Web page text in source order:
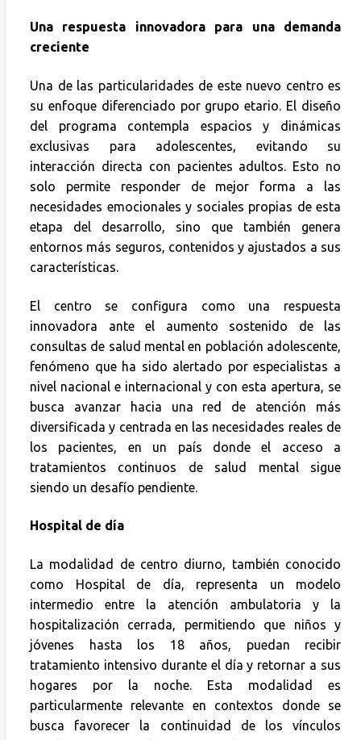
Una respuesta innovadora para una demanda
creciente
Una de las particularidades de este nuevo centro es
su enfoque diferenciado por grupo etario. El diseño
del programa contempla espacios y dinámicas
exclusivas para adolescentes, evitando su
interacción directa con pacientes adultos. Esto no
solo permite responder de mejor forma a las
necesidades emocionales y sociales propias de esta
etapa del desarrollo, sino que también genera
entornos más seguros, contenidos y ajustados a sus
características.
El centro se configura como una respuesta
innovadora ante el aumento sostenido de las
consultas de salud mental en población adolescente,
fenómeno que ha sido alertado por especialistas a
nivel nacional e internacional y con esta apertura, se
busca avanzar hacia una red de atención más
diversificada y centrada en las necesidades reales de
los pacientes, en un país donde el acceso a
tratamientos continuos de salud mental sigue
siendo un desafío pendiente.
Hospital de día
La modalidad de centro diurno, también conocido
como Hospital de día, representa un modelo
intermedio entre la atención ambulatoria y la
hospitalización cerrada, permitiendo que niños y
jóvenes hasta los 18 años, puedan recibir
tratamiento intensivo durante el día y retornar a sus
hogares por la noche. Esta modalidad es
particularmente relevante en contextos donde se
busca favorecer la continuidad de los vínculos